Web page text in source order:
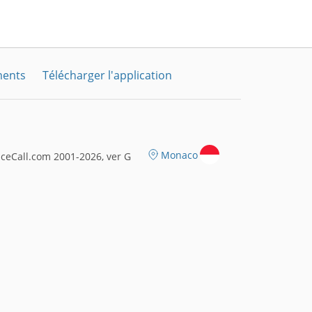
Télécharger l'application
2001-2026, ver G Monaco